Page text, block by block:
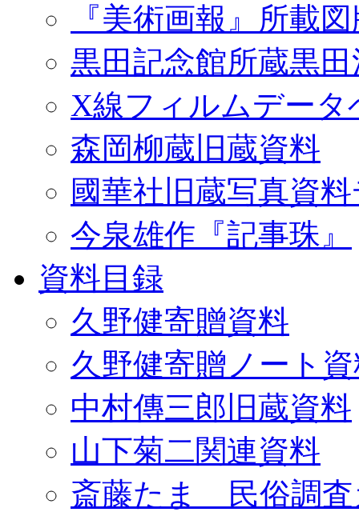
『美術画報』所載
黒田記念館所蔵黒
X線フィルムデータ
森岡柳蔵旧蔵資料
國華社旧蔵写真資
今泉雄作『記事珠』
資料目録
久野健寄贈資料
久野健寄贈ノート
中村傳三郎旧蔵資料
山下菊二関連資料
斎藤たま 民俗調査